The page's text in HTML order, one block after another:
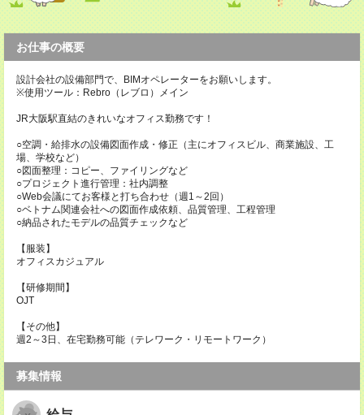
お仕事の概要
設計会社の設備部門で、BIMオペレーターをお願いします。
※使用ツール：Rebro（レブロ）メイン
JR大阪駅直結のきれいなオフィス勤務です！
○空調・給排水の設備図面作成・修正（主にオフィスビル、商業施設、工
場、学校など）
○図面整理：コピー、ファイリングなど
○プロジェクト進行管理：社内調整
○Web会議にてお客様と打ち合わせ（週1～2回）
○ベトナム関連会社への図面作成依頼、品質管理、工程管理
○納品されたモデルの品質チェックなど
【服装】
オフィスカジュアル
【研修期間】
OJT
【その他】
週2～3日、在宅勤務可能（テレワーク・リモートワーク）
募集情報